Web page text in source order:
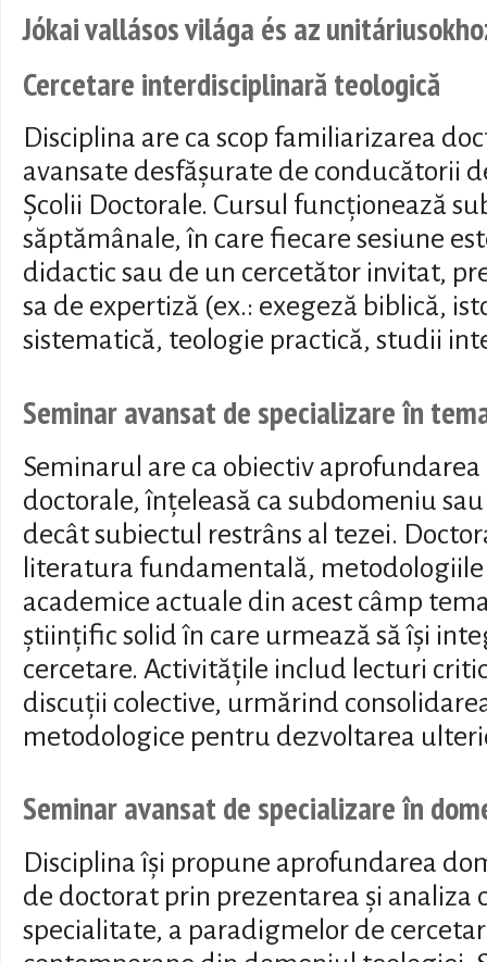
Jókai vallásos világa és az
Cercetare interdisciplinară teologică
Disciplina are ca scop familiarizarea
avansate desfășurate de conducătorii
Școlii Doctorale. Cursul funcționează
săptămânale, în care fiecare sesiune
didactic sau de un cercetător invitat,
sa de expertiză (ex.: exegeză biblică,
sistematică, teologie practică, studii
Seminar avansat de specializare în
Seminarul are ca obiectiv
doctorale, înțeleasă ca subdomeniu
decât subiectul restrâns al tezei.
literatura fundamentală,
academice actuale din acest câmp
științific solid în care urmează să își
cercetare. Activitățile includ lecturi
discuții colective, urmărind
metodologice pentru dezvoltarea
Seminar avansat de specializare în
Disciplina își propune aprofundarea
de doctorat prin prezentarea și analiza
specialitate, a paradigmelor de